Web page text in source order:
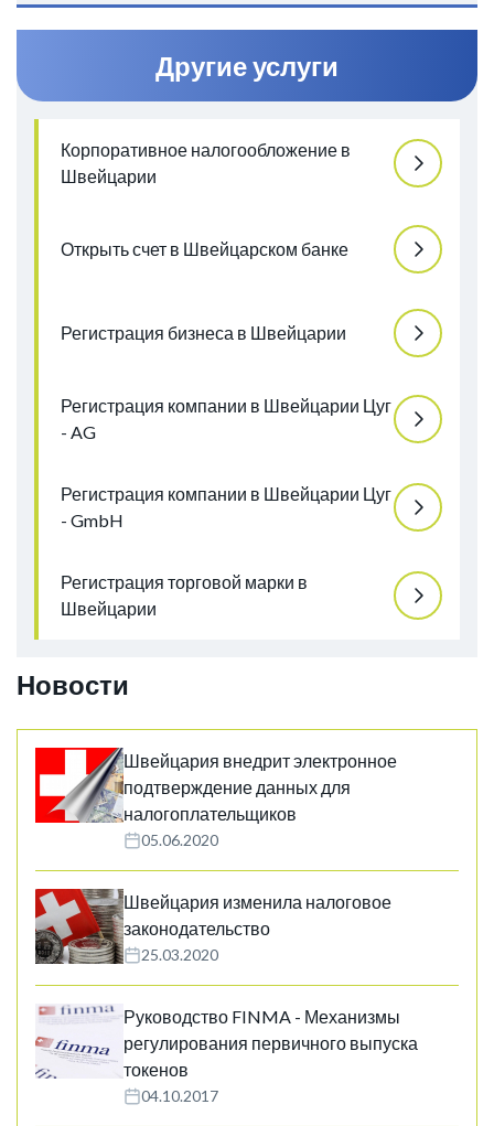
Другие услуги
Корпоративное налогообложение в
Швейцарии
Открыть счет в Швейцарском банке
Регистрация бизнеса в Швейцарии
Регистрация компании в Швейцарии Цуг
- AG
Регистрация компании в Швейцарии Цуг
- GmbH
Регистрация торговой марки в
Швейцарии
Новости
Швейцария внедрит электронное
подтверждение данных для
налогоплательщиков
05.06.2020
Швейцария изменила налоговое
законодательство
25.03.2020
Руководство FINMA - Механизмы
регулирования первичного выпуска
токенов
04.10.2017